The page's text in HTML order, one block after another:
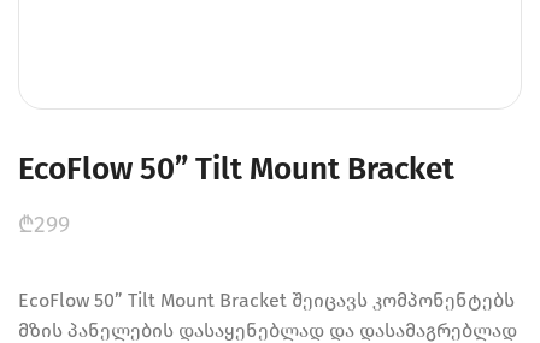
EcoFlow 50” Tilt Mount Bracket
₾299
EcoFlow 50” Tilt Mount Bracket შეიცავს კომპონენტებს
მზის პანელების დასაყენებლად და დასამაგრებლად